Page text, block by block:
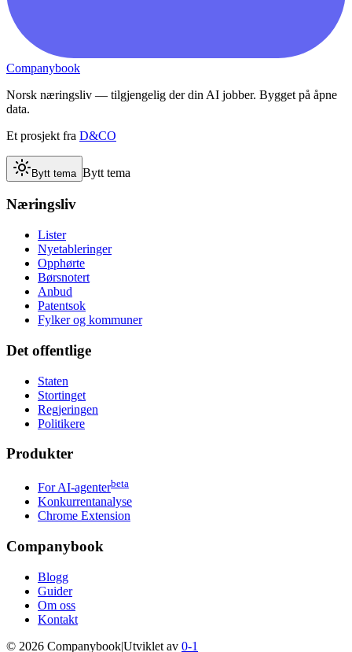
Companybook
Norsk næringsliv — tilgjengelig der din AI jobber. Bygget på åpne
data.
Et prosjekt fra D&CO
Bytt tema Bytt tema
Næringsliv
Lister
Nyetableringer
Opphørte
Børsnotert
Anbud
Patentsok
Fylker og kommuner
Det offentlige
Staten
Stortinget
Regjeringen
Politikere
Produkter
For AI-agenterbeta
Konkurrentanalyse
Chrome Extension
Companybook
Blogg
Guider
Om oss
Kontakt
© 2026 Companybook|Utviklet av 0-1